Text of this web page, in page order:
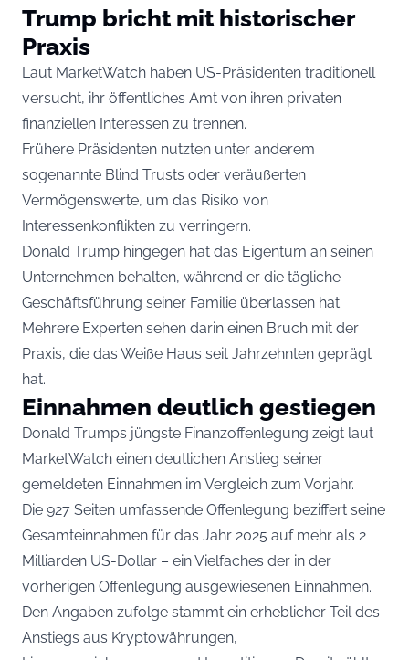
Trump bricht mit historischer
Praxis
Laut MarketWatch haben US-Präsidenten traditionell
versucht, ihr öffentliches Amt von ihren privaten
finanziellen Interessen zu trennen.
Frühere Präsidenten nutzten unter anderem
sogenannte Blind Trusts oder veräußerten
Vermögenswerte, um das Risiko von
Interessenkonflikten zu verringern.
Donald Trump hingegen hat das Eigentum an seinen
Unternehmen behalten, während er die tägliche
Geschäftsführung seiner Familie überlassen hat.
Mehrere Experten sehen darin einen Bruch mit der
Praxis, die das Weiße Haus seit Jahrzehnten geprägt
hat.
Einnahmen deutlich gestiegen
Donald Trumps jüngste Finanzoffenlegung zeigt laut
MarketWatch einen deutlichen Anstieg seiner
gemeldeten Einnahmen im Vergleich zum Vorjahr.
Die 927 Seiten umfassende Offenlegung beziffert seine
Gesamteinnahmen für das Jahr 2025 auf mehr als 2
Milliarden US-Dollar – ein Vielfaches der in der
vorherigen Offenlegung ausgewiesenen Einnahmen.
Den Angaben zufolge stammt ein erheblicher Teil des
Anstiegs aus Kryptowährungen,